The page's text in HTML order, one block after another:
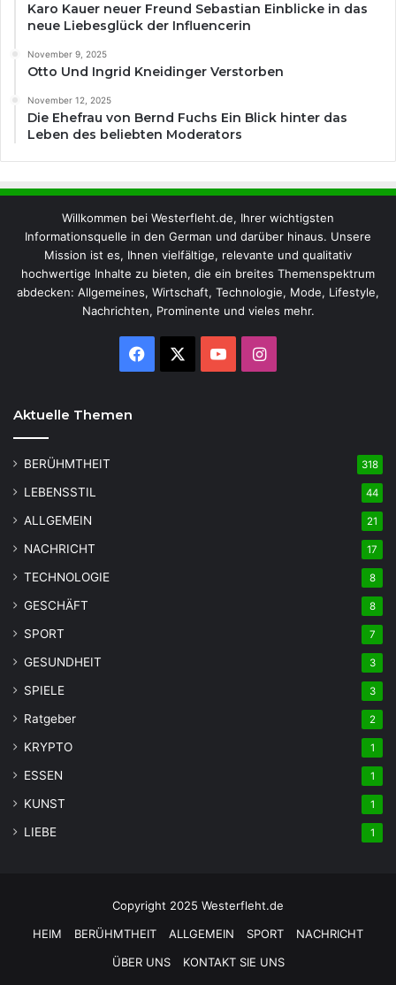
Karo Kauer neuer Freund Sebastian Einblicke in das
neue Liebesglück der Influencerin
November 9, 2025
Otto Und Ingrid Kneidinger Verstorben
November 12, 2025
Die Ehefrau von Bernd Fuchs Ein Blick hinter das
Leben des beliebten Moderators
Willkommen bei Westerfleht.de, Ihrer wichtigsten
Informationsquelle in den German und darüber hinaus. Unsere
Mission ist es, Ihnen vielfältige, relevante und qualitativ
hochwertige Inhalte zu bieten, die ein breites Themenspektrum
abdecken: Allgemeines, Wirtschaft, Technologie, Mode, Lifestyle,
Nachrichten, Prominente und vieles mehr.
Facebook YouTubeInstagram
Aktuelle Themen
BERÜHMTHEIT 318
LEBENSSTIL 44
ALLGEMEIN 21
NACHRICHT 17
TECHNOLOGIE 8
GESCHÄFT 8
SPORT 7
GESUNDHEIT 3
SPIELE 3
Ratgeber 2
KRYPTO 1
ESSEN 1
KUNST 1
LIEBE 1
Copyright 2025 Westerfleht.de
HEIM
BERÜHMTHEIT ALLGEMEIN SPORT
NACHRICHT
ÜBER UNS
KONTAKT SIE UNS